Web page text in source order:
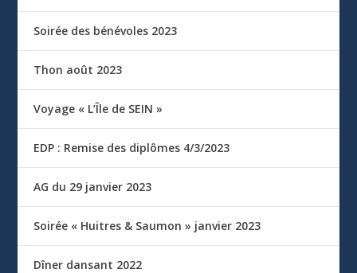
Soirée des bénévoles 2023
Thon août 2023
Voyage « L’Île de SEIN »
EDP : Remise des diplômes 4/3/2023
AG du 29 janvier 2023
Soirée « Huitres & Saumon » janvier 2023
Dîner dansant 2022